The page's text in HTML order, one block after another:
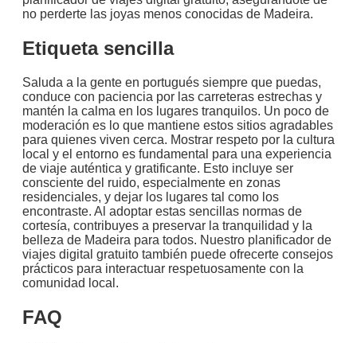
no perderte las joyas menos conocidas de Madeira.
Etiqueta sencilla
Saluda a la gente en portugués siempre que puedas,
conduce con paciencia por las carreteras estrechas y
mantén la calma en los lugares tranquilos. Un poco de
moderación es lo que mantiene estos sitios agradables
para quienes viven cerca. Mostrar respeto por la cultura
local y el entorno es fundamental para una experiencia
de viaje auténtica y gratificante. Esto incluye ser
consciente del ruido, especialmente en zonas
residenciales, y dejar los lugares tal como los
encontraste. Al adoptar estas sencillas normas de
cortesía, contribuyes a preservar la tranquilidad y la
belleza de Madeira para todos. Nuestro planificador de
viajes digital gratuito también puede ofrecerte consejos
prácticos para interactuar respetuosamente con la
comunidad local.
FAQ